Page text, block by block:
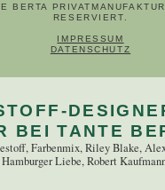
BERTA
RESERVIERT.
NAVIGATION
IMPRESSUM
DATENSCHUTZ
BEI TANTE
Farbenmix, Riley Blake,
Liebe, Robert